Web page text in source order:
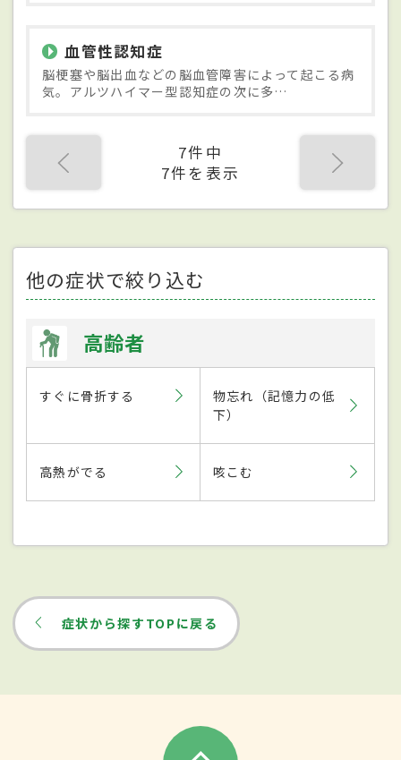
血管性認知症
脳梗塞や脳出血などの脳血管障害によって起こる病
気。アルツハイマー型認知症の次に多…
7件中
7件を表示
他の症状で絞り込む
高齢者
すぐに骨折する
物忘れ（記憶力の低
下）
高熱がでる 咳こむ
症状から探すTOPに戻る